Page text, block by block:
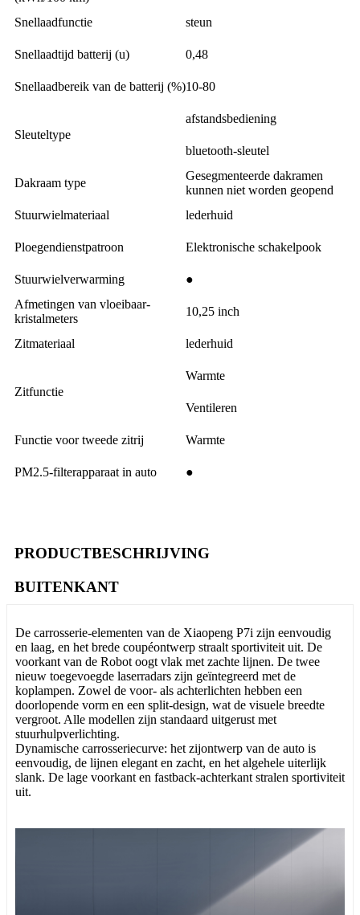
Snellaadfunctie
steun
Snellaadtijd batterij (u) 0,48
Snellaadbereik van de batterij (%)10-80
Sleuteltype
afstandsbediening
bluetooth-sleutel
Dakraam type
Gesegmenteerde dakramen
kunnen niet worden geopend
Stuurwielmateriaal
lederhuid
Ploegendienstpatroon Elektronische schakelpook
Stuurwielverwarming
●
Afmetingen van vloeibaar-
kristalmeters
10,25 inch
Zitmateriaal lederhuid
Zitfunctie
Warmte
Ventileren
Functie voor tweede zitrij Warmte
PM2.5-filterapparaat in auto ●
PRODUCTBESCHRIJVING
BUITENKANT
De carrosserie-elementen van de Xiaopeng P7i zijn eenvoudig
en laag, en het brede coupéontwerp straalt sportiviteit uit. De
voorkant van de Robot oogt vlak met zachte lijnen. De twee
nieuw toegevoegde laserradars zijn geïntegreerd met de
koplampen. Zowel de voor- als achterlichten hebben een
doorlopende vorm en een split-design, wat de visuele breedte
vergroot. Alle modellen zijn standaard uitgerust met
stuurhulpverlichting.
Dynamische carrosseriecurve: het zijontwerp van de auto is
eenvoudig, de lijnen elegant en zacht, en het algehele uiterlijk
slank. De lage voorkant en fastback-achterkant stralen sportiviteit
uit.